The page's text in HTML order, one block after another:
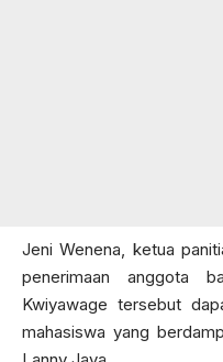
Jeni Wenena, ketua
penerimaan anggota
Kwiyawage tersebut
mahasiswa yang